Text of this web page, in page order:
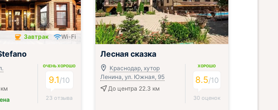
Завтрак Wi-Fi
ОЧЕНЬ ХОРОШО
9.1/10
23 отзыва
Лесная сказка
Краснодар, хутор
Ленина, ул. Южная, 95
До центра 22.3 км
ХОРОШО
8.5/10
30 оценок